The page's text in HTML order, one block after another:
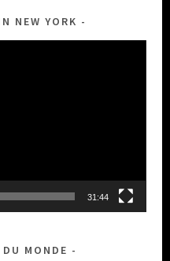
NEW YORK
31:44
MONDE